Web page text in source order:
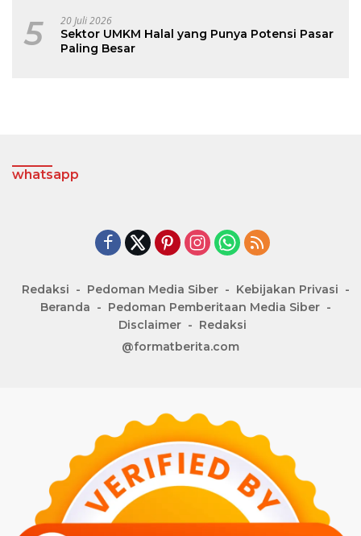
5 20 Juli 2026
Sektor UMKM Halal yang Punya Potensi Pasar
Paling Besar
whatsapp
Redaksi Pedoman Media Siber
Kebijakan Privasi
Beranda
Pedoman Pemberitaan Media Siber
Disclaimer
Redaksi
@formatberita.com